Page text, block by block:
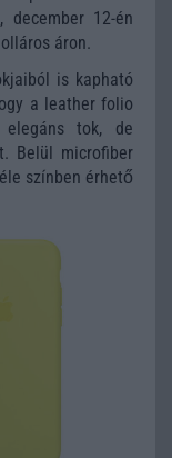
12-én
áron.
is kapható
a leather folio
tok, de
Belül microfiber
színben érhető